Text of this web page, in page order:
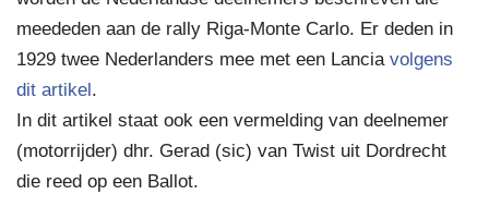
meededen aan de rally Riga-Monte Carlo. Er deden in
1929 twee Nederlanders mee met een Lancia volgens
dit artikel .
In dit artikel staat ook een vermelding van deelnemer
(motorrijder) dhr. Gerad (sic) van Twist uit Dordrecht
die reed op een Ballot.